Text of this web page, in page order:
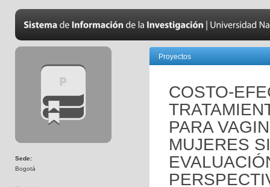
Sede:
Bogotá
Proyectos
COSTO-
PARA
MUJERES